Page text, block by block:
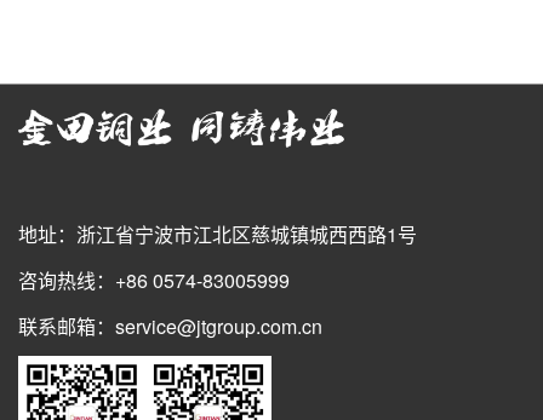
地址：浙江省宁波市江北区慈城镇城西西路1号
咨询热线：+86 0574-83005999
联系邮箱：service@jtgroup.com.cn